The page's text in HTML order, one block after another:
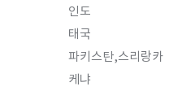
인도
태국
파키스탄,스리랑카
케냐